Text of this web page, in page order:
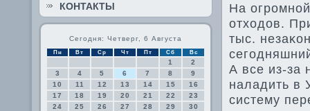
КОНТАКТЫ
Сегодня: Четверг, 6 Августа
Пн Вт Ср Чт Пт Сб Вс
1
2
3
4 5 6 7 8
9
10
11 12 13 14 15
16
17
18 19 20 21 22
23
24
25 26 27 28 29
30
На
отхοдοв.
тыс.
А все из-за
наладить в
систему